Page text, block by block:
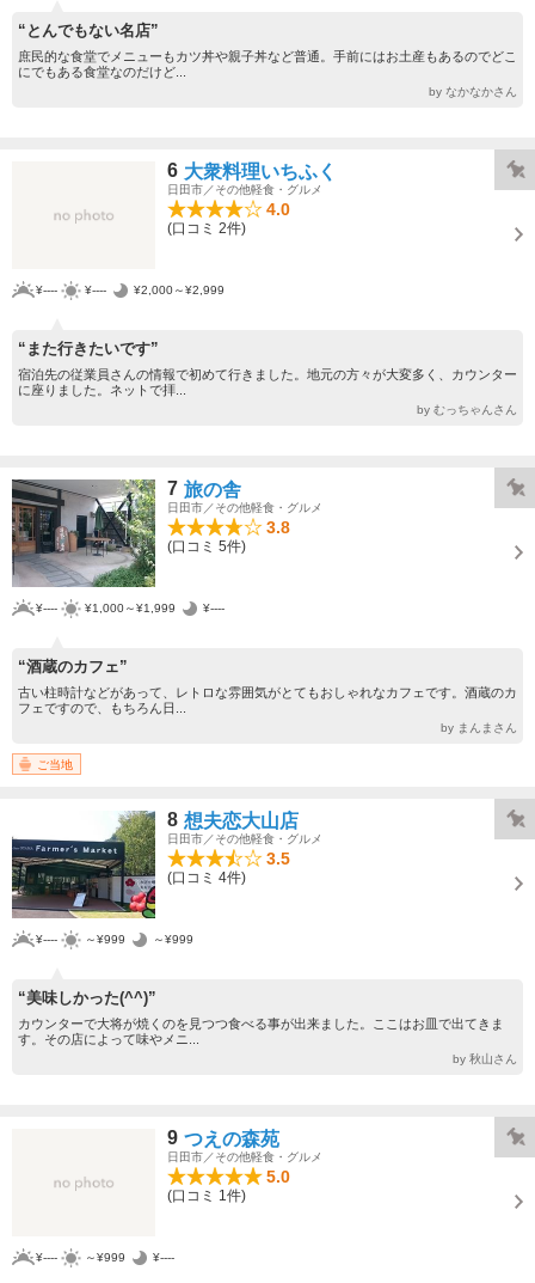
“とんでもない名店”
庶民的な食堂でメニューもカツ丼や親子丼など普通。手前にはお土産もあるのでどこ
にでもある食堂なのだけど...
by なかなかさん
6 大衆料理いちふく
日田市／その他軽食・グルメ
4.0
(口コミ 2件)
¥---- ¥---- ¥2,000～¥2,999
“また行きたいです”
宿泊先の従業員さんの情報で初めて行きました。地元の方々が大変多く、カウンター
に座りました。ネットで拝...
by むっちゃんさん
7 旅の舎
日田市／その他軽食・グルメ
3.8
(口コミ 5件)
¥---- ¥1,000～¥1,999 ¥----
“酒蔵のカフェ”
古い柱時計などがあって、レトロな雰囲気がとてもおしゃれなカフェです。酒蔵のカ
フェですので、もちろん日...
by まんまさん
ご当地
8 想夫恋大山店
日田市／その他軽食・グルメ
3.5
(口コミ 4件)
¥---- ～¥999 ～¥999
“美味しかった(^^)”
カウンターで大将が焼くのを見つつ食べる事が出来ました。ここはお皿で出てきま
す。その店によって味やメニ...
by 秋山さん
9 つえの森苑
日田市／その他軽食・グルメ
5.0
(口コミ 1件)
¥---- ～¥999 ¥----